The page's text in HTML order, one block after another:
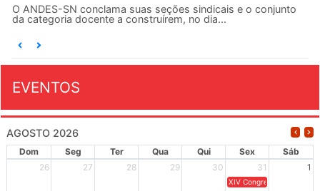
O ANDES-SN conclama suas seções sindicais e o conjunto
da categoria docente a construírem, no dia...
EVENTOS
AGOSTO 2026
Dom Seg Ter Qua Qui Sex
Sáb
26
27 28 29 30 31 1
XIV Congresso Brasileiro